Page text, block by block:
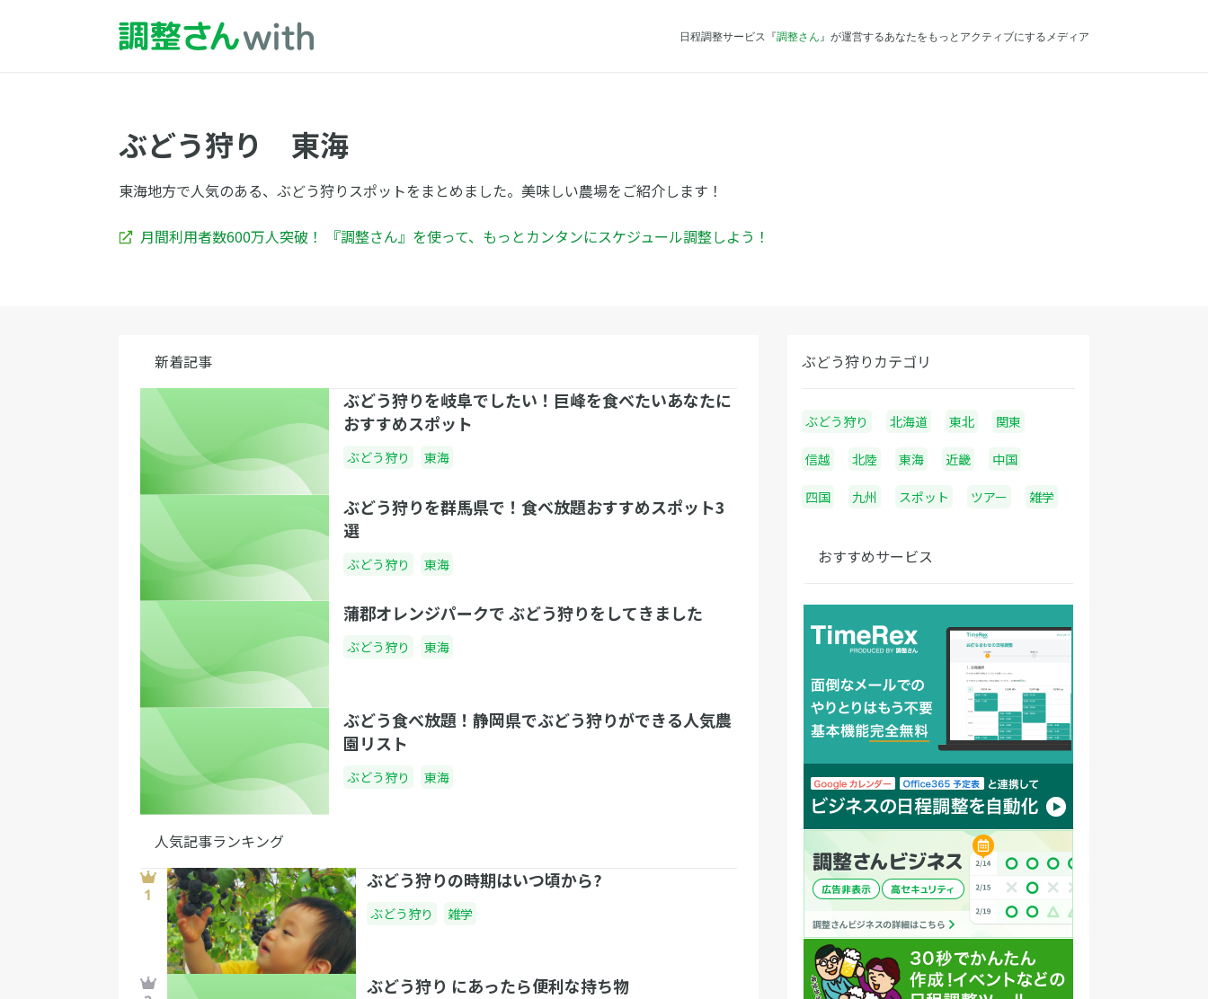
日程調整サービス『調整さん 』が運営するあなたをもっとアクティブにするメディア
ぶどう狩り 東海
東海地方で人気のある、ぶどう狩りスポットをまとめました。美味しい農場をご紹介します！
月間利用者数600万人突破！ 『調整さん』を使って、もっとカンタンにスケジュール調整しよう！
新着記事
ぶどう狩りを岐阜でしたい！巨峰を食べたいあなたに
おすすめスポット
ぶどう狩り 東海
ぶどう狩りを群馬県で！食べ放題おすすめスポット3
選
ぶどう狩り 東海
蒲郡オレンジパークで ぶどう狩りをしてきました
ぶどう狩り 東海
ぶどう食べ放題！静岡県でぶどう狩りができる人気農
園リスト
ぶどう狩り 東海
人気記事ランキング
ぶどう狩りの時期はいつ頃から?
ぶどう狩り 雑学
ぶどう狩り にあったら便利な持ち物
ぶどう狩りカテゴリ
ぶどう狩り 北海道 東北 関東
信越 北陸 東海 近畿 中国
四国 九州 スポット ツアー 雑学
おすすめサービス